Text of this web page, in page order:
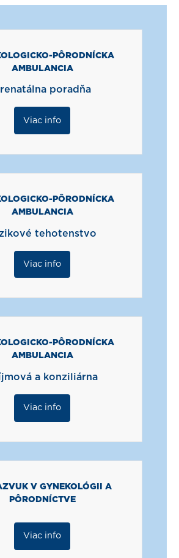
PÔRODNÍCKA
AMBULANCIA
poradňa
Viac info
PÔRODNÍCKA
AMBULANCIA
tehotenstvo
Viac info
PÔRODNÍCKA
AMBULANCIA
a konziliárna
Viac info
V GYNEKOLÓGII A
PÔRODNÍCTVE
Viac info